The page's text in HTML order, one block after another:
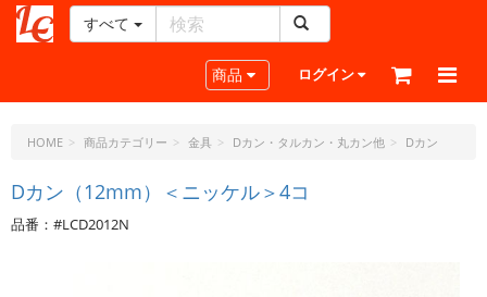
ー
ラ
ト・
ド
ッ
すべて
Toggle navigation
商品 ログイン
HOME 商品カテゴリー 金具 Dカン・タルカン・丸カン他 Dカン
Dカン（12mm）＜ニッケル＞4コ
品番：#LCD2012N